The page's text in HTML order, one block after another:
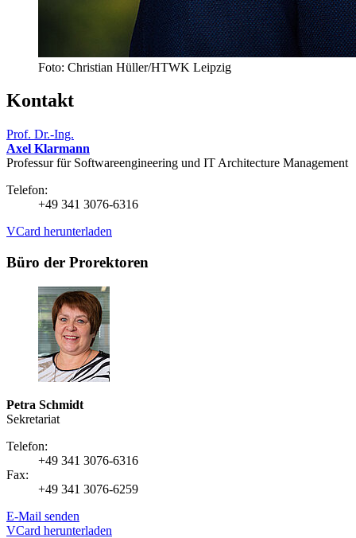
Foto: Christian Hüller/HTWK Leipzig
Kontakt
Prof. Dr.-Ing.
Axel Klarmann
Professur für Softwareengineering und IT Architecture Management
Telefon:
+49 341 3076-6316
VCard herunterladen
Büro der Prorektoren
Petra Schmidt
Sekretariat
Telefon:
+49 341 3076-6316
Fax:
+49 341 3076-6259
E-Mail senden
VCard herunterladen